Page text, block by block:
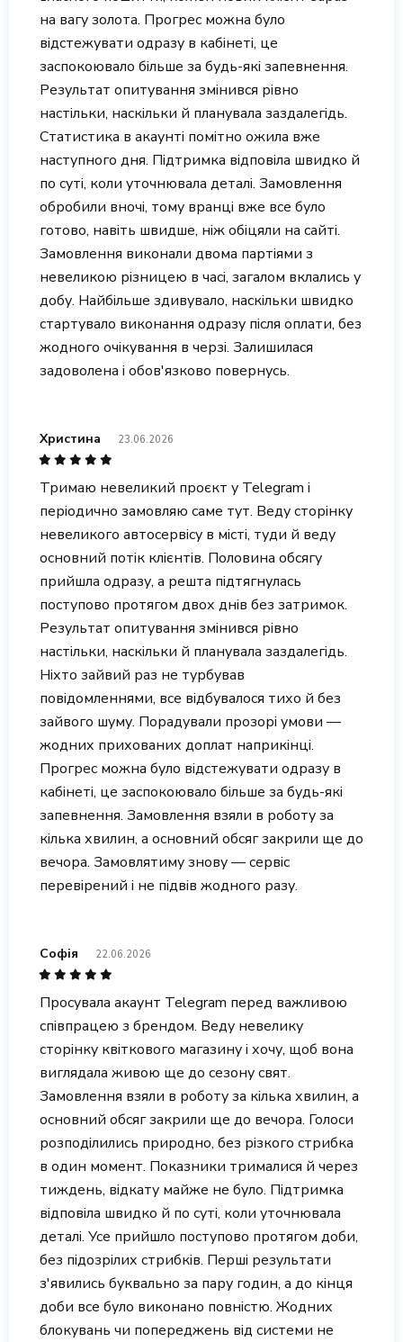
на вагу золота. Прогрес можна було
відстежувати одразу в кабінеті, це
заспокоювало більше за будь-які запевнення.
Результат опитування змінився рівно
настільки, наскільки й планувала заздалегідь.
Статистика в акаунті помітно ожила вже
наступного дня. Підтримка відповіла швидко й
по суті, коли уточнювала деталі. Замовлення
обробили вночі, тому вранці вже все було
готово, навіть швидше, ніж обіцяли на сайті.
Замовлення виконали двома партіями з
невеликою різницею в часі, загалом вклались у
добу. Найбільше здивувало, наскільки швидко
стартувало виконання одразу після оплати, без
жодного очікування в черзі. Залишилася
задоволена і обов'язково повернусь.
Христина 23.06.2026
Тримаю невеликий проєкт у Telegram і
періодично замовляю саме тут. Веду сторінку
невеликого автосервісу в місті, туди й веду
основний потік клієнтів. Половина обсягу
прийшла одразу, а решта підтягнулась
поступово протягом двох днів без затримок.
Результат опитування змінився рівно
настільки, наскільки й планувала заздалегідь.
Ніхто зайвий раз не турбував
повідомленнями, все відбувалося тихо й без
зайвого шуму. Порадували прозорі умови —
жодних прихованих доплат наприкінці.
Прогрес можна було відстежувати одразу в
кабінеті, це заспокоювало більше за будь-які
запевнення. Замовлення взяли в роботу за
кілька хвилин, а основний обсяг закрили ще до
вечора. Замовлятиму знову — сервіс
перевірений і не підвів жодного разу.
Софія 22.06.2026
Просувала акаунт Telegram перед важливою
співпрацею з брендом. Веду невелику
сторінку квіткового магазину і хочу, щоб вона
виглядала живою ще до сезону свят.
Замовлення взяли в роботу за кілька хвилин, а
основний обсяг закрили ще до вечора. Голоси
розподілились природно, без різкого стрибка
в один момент. Показники трималися й через
тиждень, відкату майже не було. Підтримка
відповіла швидко й по суті, коли уточнювала
деталі. Усе прийшло поступово протягом доби,
без підозрілих стрибків. Перші результати
з'явились буквально за пару годин, а до кінця
доби все було виконано повністю. Жодних
блокувань чи попереджень від системи не